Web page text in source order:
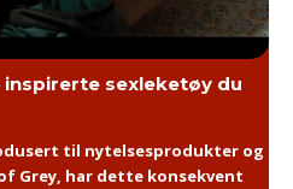
inspirerte sexleketøy du
til nytelsesprodukter og
Grey, har dette konsekvent